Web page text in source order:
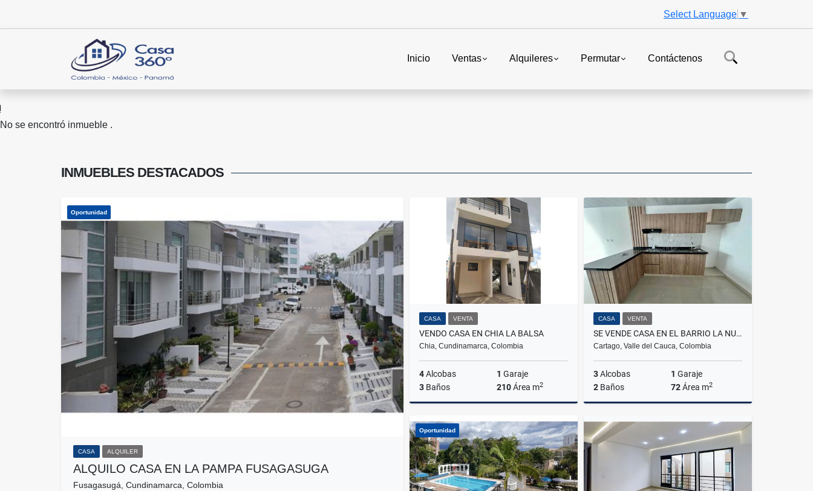
Select Language ▼
Inicio Ventas Alquileres Permutar Contáctenos
No se encontró inmueble .
INMUEBLES DESTACADOS
Oportunidad
CASA ALQUILER
ALQUILO CASA EN LA PAMPA FUSAGASUGA
Fusagasugá, Cundinamarca, Colombia
CASA VENTA
VENDO CASA EN CHIA LA BALSA
Chia, Cundinamarca, Colombia
4Alcobas 1 Garaje
3 Baños 210Área m2
Venta
$680.000.000
CASA VENTA
SE VENDE CASA EN EL BARRIO LA NUEVA CARTAGO, CARTAGO, VALLE
Cartago, Valle del Cauca, Colombia
3Alcobas 1 Garaje
2 Baños 72Área m2
Venta
$195.000.000
Oportunidad